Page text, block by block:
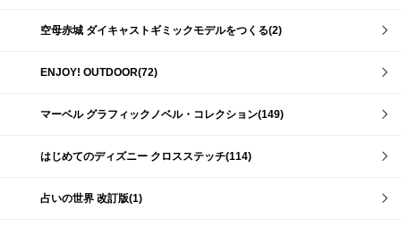
空母赤城 ダイキャストギミックモデルをつくる(2)
ENJOY! OUTDOOR(72)
マーベル グラフィックノベル・コレクション(149)
はじめてのディズニー クロスステッチ(114)
占いの世界 改訂版(1)